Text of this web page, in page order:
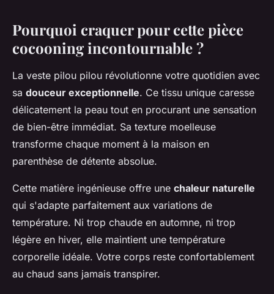
Pourquoi craquer pour cette pièce
cocooning incontournable ?
La veste pilou pilou révolutionne votre quotidien avec
sa douceur exceptionnelle. Ce tissu unique caresse
délicatement la peau tout en procurant une sensation
de bien-être immédiat. Sa texture moelleuse
transforme chaque moment à la maison en
parenthèse de détente absolue.
Cette matière ingénieuse offre une chaleur naturelle
qui s'adapte parfaitement aux variations de
température. Ni trop chaude en automne, ni trop
légère en hiver, elle maintient une température
corporelle idéale. Votre corps reste confortablement
au chaud sans jamais transpirer.